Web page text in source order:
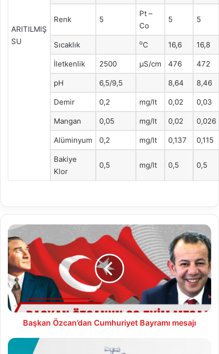
ARITILMIŞ
SU
Renk 5
Pt –
Co
5 5
Sıcaklık oC 16,6 16,8
İletkenlik 2500 μS/cm 476 472
pH 6,5/9,5 8,64 8,46
Demir 0,2 mg/lt 0,02 0,03
Mangan 0,05 mg/lt 0,02 0,026
Alüminyum 0,2 mg/lt 0,137 0,115
Bakiye
Klor
0,5 mg/lt 0,5 0,5
Başkan
Özcan’dan
Cumhuriyet
Bayramı
mesajı
Başkan Özcan’dan Cumhuriyet Bayramı mesajı
27.10.2021